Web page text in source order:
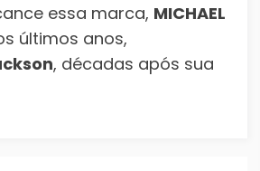
essa marca, MICHAEL
últimos anos,
, décadas após sua